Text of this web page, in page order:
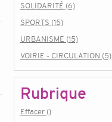
SOLIDARITÉ (6)
SPORTS (15)
URBANISME (15)
VOIRIE - CIRCULATION (5)
Rubrique
Effacer ()